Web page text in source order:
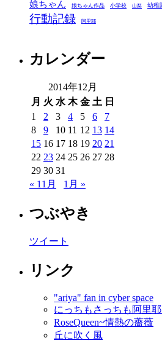
娘ちゃん 娘ちゃん作品 小学校 山梨 幼稚
行動記録 阿里耶
カレンダー
2014年12月
月 火 水 木 金 土 日
1
2 3 4 5 6
7
8
9 10 11 12 13 14
15 16 17 18 19 20 21
22 23 24 25 26 27 28
29 30 31
« 11月
1月 »
つぶやき
ツイート
リンク
"ariya" fan in cyber space
にっちもさっちも阿里
RoseQueen~情熱の薔薇
丘に吹く風